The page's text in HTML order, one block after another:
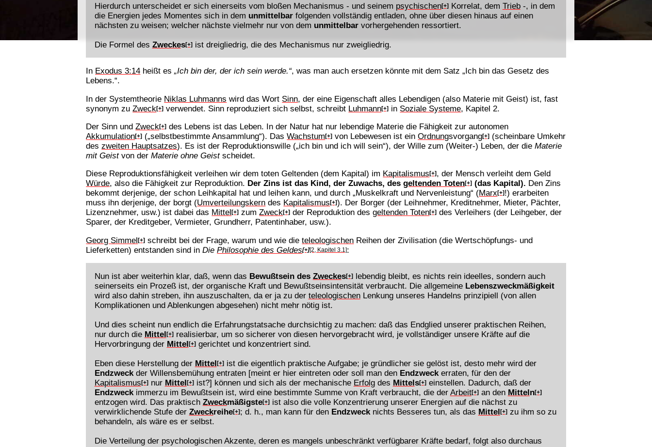
Hierdurch unterscheidet er sich einerseits vom bloßen Mechanismus - und seinem psychischen[+]Korrelat, dem Trieb-, in dem
die Energien jedes Momentes sich in dem unmittelbarfolgenden vollständig entladen, ohne über diesen hinaus auf einen
nächsten zu weisen; welcher nächste vielmehr nur von dem unmittelbarvorhergehenden ressortiert.
Die Formel des Zweckes[+]ist dreigliedrig, die des Mechanismus nur zweigliedrig.
In Exodus 3:14 heißt es„Ich bin der, der ich sein werde.“, was man auch ersetzen könnte mit dem Satz „Ich bin das Gesetz des
Lebens.“.
In der Systemtheorie Niklas Luhmanns wird das Wort Sinn, der eine Eigenschaft alles Lebendigen (also Materie mit Geist) ist, fast
synonym zuZweck[+] verwendet. Sinn reproduziert sich selbst, schreibt Luhmann[+] in Soziale Systeme, Kapitel 2.
Der Sinn undZweck[+] des Lebens ist das Leben. In der Natur hat nur lebendige Materie die Fähigkeit zur autonomen
Akkumulation[+] („selbstbestimmte Ansammlung“). DasWachstum[+] von Lebewesen ist einOrdnungsvorgang[+] (scheinbare Umkehr
deszweiten Hauptsatzes). Es ist der Reproduktionswille („ich bin und ich will sein“), der Wille zum (Weiter-) Leben, der dieMaterie
mit Geistvon derMaterie ohne Geistscheidet.
Diese Reproduktionsfähigkeit verleihen wir dem toten Geltenden (dem Kapital) im Kapitalismus[+] , der Mensch verleiht dem Geld
Würde, also die Fähigkeit zur Reproduktion. Der Zins ist das Kind, der Zuwachs, desgeltenden Toten[+] (das Kapital). Den Zins
bekommt derjenige, der schon Leihkapital hat und leihen kann, und durch „Muskelkraft und Nervenleistung“ (Marx[+] !) erarbeiten
muss ihn derjenige, der borgt (Umverteilungskern des Kapitalismus[+]). Der Borger (der Leihnehmer, Kreditnehmer, Mieter, Pächter,
Lizenznehmer, usw.) ist dabei das Mittel[+] zumZweck[+] der Reproduktion desgeltenden Toten[+] des Verleihers (der Leihgeber, der
Sparer, der Kreditgeber, Vermieter, Grundherr, Patentinhaber, usw.).
Georg Simmel[+] schreibt bei der Frage, warum und wie dieteleologischen Reihen der Zivilisation (die Wertschöpfungs- und
Lieferketten) entstanden sind inDiePhilosophie des Geldes[+][2, Kapitel 3.1]:
Nun ist aber weiterhin klar, daß, wenn das Bewußtsein des Zweckes[+]lebendig bleibt, es nichts rein ideelles, sondern auch
seinerseits ein Prozeß ist, der organische Kraft und Bewußtseinsintensität verbraucht. Die allgemeine Lebenszweckmäßigkeit
wird also dahin streben, ihn auszuschalten, da er ja zu der teleologischenLenkung unseres Handelns prinzipiell (von allen
Komplikationen und Ablenkungen abgesehen) nicht mehr nötig ist.
Und dies scheint nun endlich die Erfahrungstatsache durchsichtig zu machen: daß das Endglied unserer praktischen Reihen,
nur durch die Mittel [+]realisierbar, um so sicherer von diesen hervorgebracht wird, je vollständiger unsere Kräfte auf die
Hervorbringung der Mittel [+]gerichtet und konzentriert sind.
Eben diese Herstellung der Mittel [+]ist die eigentlich praktische Aufgabe; je gründlicher sie gelöst ist, desto mehr wird der
Endzweckder Willensbemühung entraten [meint er hier eintreten oder soll man den Endzweckerraten, für den der
Kapitalismus [+]nur Mittel [+]ist?] können und sich als der mechanische Erfolgdes Mittels[+]einstellen. Dadurch, daß der
Endzweckimmerzu im Bewußtsein ist, wird eine bestimmte Summe von Kraft verbraucht, die der Arbeit[+]an den Mitteln[+]
entzogen wird. Das praktisch Zweckmäßigste[+]ist also die volle Konzentrierung unserer Energien auf die nächst zu
verwirklichende Stufe der Zweckreihe[+]; d. h., man kann für den Endzwecknichts Besseres tun, als das Mittel [+]zu ihm so zu
behandeln, als wäre es er selbst.
Die Verteilung der psychologischen Akzente, deren es mangels unbeschränkt verfügbarer Kräfte bedarf, folgt also durchaus